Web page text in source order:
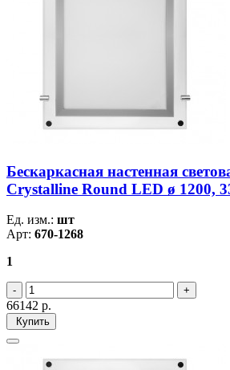
Бескаркасная настенная
Crystalline Round LED ø 1200,
Ед. изм.: шт
Арт: 670-1268
1
66142 р.
Купить